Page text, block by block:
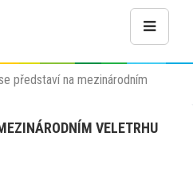
představí na mezinárodním
VELETRHU